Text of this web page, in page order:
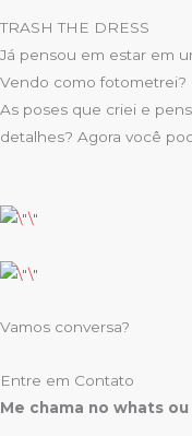
TRASH THE DRESS
Já pensou em estar em
Vendo como fotometrei?
As poses que criei e
detalhes? Agora você
Vamos conversa?
Entre em Contato
Me chama no whats